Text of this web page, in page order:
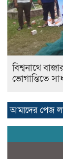
বিশ্বনাথে
ভোগান্তিতে
আমাদের পেজ